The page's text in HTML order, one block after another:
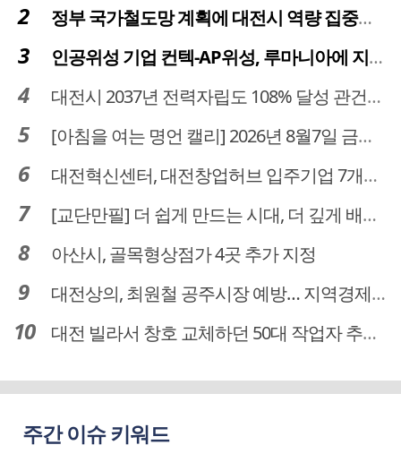
정부 국가철도망 계획에 대전시 역량 집중해야
인공위성 기업 컨텍-AP위성, 루마니아에 지상국 시스템 전수
대전시 2037년 전력자립도 108% 달성 관건은 '주민 수용성'
[아침을 여는 명언 캘리] 2026년 8월7일 금요일
대전혁신센터, 대전창업허브 입주기업 7개사 모집
[교단만필] 더 쉽게 만드는 시대, 더 깊게 배우는 교육
아산시, 골목형상점가 4곳 추가 지정
대전상의, 최원철 공주시장 예방… 지역경제 협력방안 논의
대전 빌라서 창호 교체하던 50대 작업자 추락해 숨져
주간 이슈 키워드